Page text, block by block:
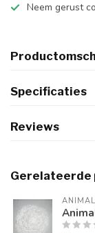
Neem gerust
Specificaties
Reviews
Gerelateerde